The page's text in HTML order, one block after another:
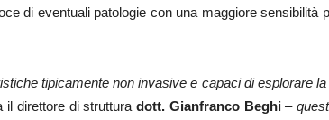
di eventuali patologie con una maggiore sensibilità
tipicamente non invasive e capaci di esplorare
il direttore di strutturadott. Gianfranco Beghi–